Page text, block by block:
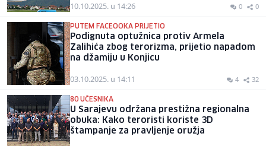
10.10.2025. u 14:26 0 0
PUTEM FACEOOKA PRIJETIO
Podignuta optužnica protiv Armela
Zalihića zbog terorizma, prijetio napadom
na džamiju u Konjicu
03.10.2025. u 14:11 4 32
80 UČESNIKA
U Sarajevu održana prestižna regionalna
obuka: Kako teroristi koriste 3D
štampanje za pravljenje oružja